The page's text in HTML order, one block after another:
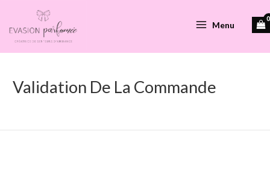
contenu
Menu
Menu
Validation De La Commande